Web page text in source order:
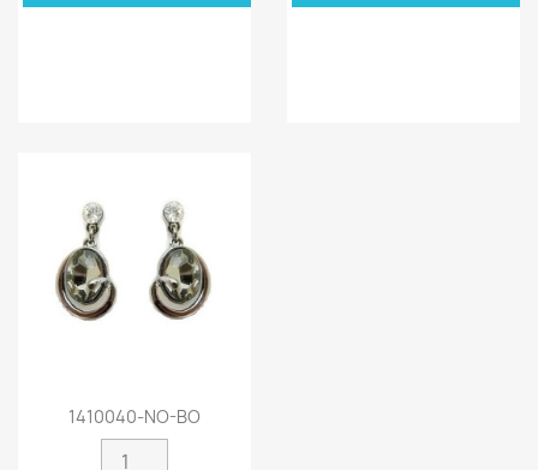
1410040-NO-BO